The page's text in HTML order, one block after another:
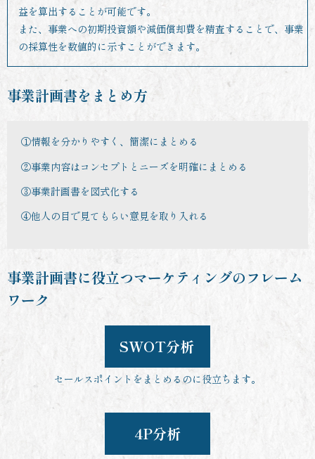
益を算出することが可能です。
また、事業への初期投資額や減価償却費を精査することで、事業
の採算性を数値的に示すことができます。
事業計画書をまとめ方
①情報を分かりやすく、簡潔にまとめる
②事業内容はコンセプトとニーズを明確にまとめる
③事業計画書を図式化する
④他人の目で見てもらい意見を取り入れる
事業計画書に役立つマーケティングのフレーム
ワーク
SWOT分析
セールスポイントをまとめるのに役立ちます。
4P分析